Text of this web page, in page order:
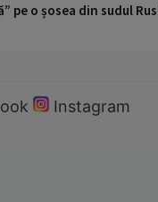
pe o șosea din sudul
Instagram